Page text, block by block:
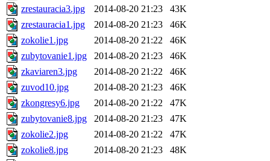
zrestauracia3.jpg
2014-08-20 21:23
43K
zrestauracia1.jpg
2014-08-20 21:23
46K
zokolie1.jpg
2014-08-20 21:22
46K
zubytovanie1.jpg
2014-08-20 21:23
46K
zkaviaren3.jpg
2014-08-20 21:22
46K
zuvod10.jpg
2014-08-20 21:23
46K
zkongresy6.jpg
2014-08-20 21:22
47K
zubytovanie8.jpg
2014-08-20 21:23
47K
zokolie2.jpg
2014-08-20 21:22
47K
zokolie8.jpg
2014-08-20 21:23
48K